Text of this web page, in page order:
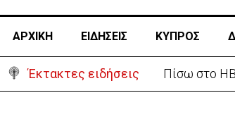
ΑΡΧΙΚΗ ΕΙΔΗΣΕΙΣ ΚΥΠΡΟΣ
Έκτακτες ειδήσεις «Ήταν πολύ